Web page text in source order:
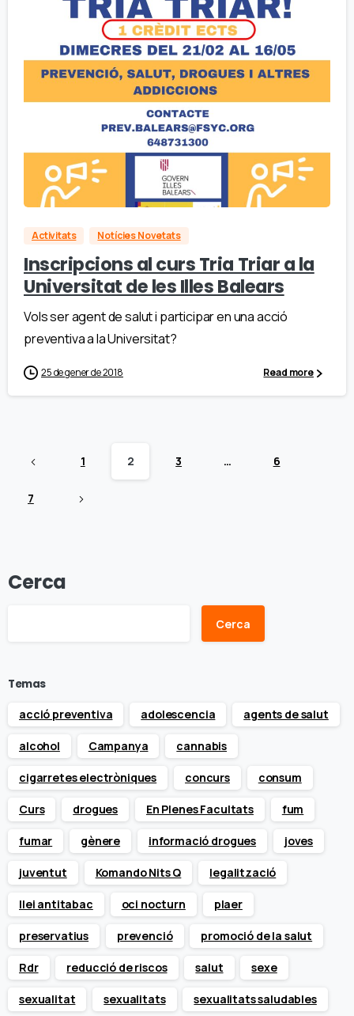
Activitats Notícies Novetats
Inscripcions al curs Tria Triar a la
Universitat de les Illes Balears
Vols ser agent de salut i participar en una acció
preventiva a la Universitat?
25 de gener de 2018 Read more
1 2 3 … 6
7
Cerca
Cerca
Temas
acció preventiva
adolescencia agents de salut
alcohol Campanya cannabis
cigarretes electròniques concurs consum
Curs drogues En Plenes Facultats fum
fumar gènere informació drogues joves
juventut Komando Nits Q legalització
llei antitabac oci nocturn plaer
preservatius prevenció promoció de la salut
Rdr reducció de riscos salut sexe
sexualitat sexualitats sexualitats saludables